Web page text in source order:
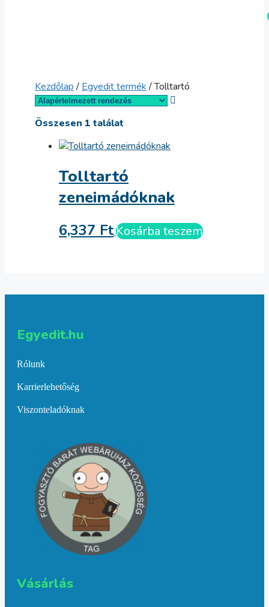
Kezdőlap/ Egyedit termék/ Tolltartó
Összesen 1 találat
Tolltartó
zeneimádóknak
6,337 FtKosárba teszem
Egyedit.hu
Rólunk
Karrierlehetőség
Viszonteladóknak
Vásárlás​